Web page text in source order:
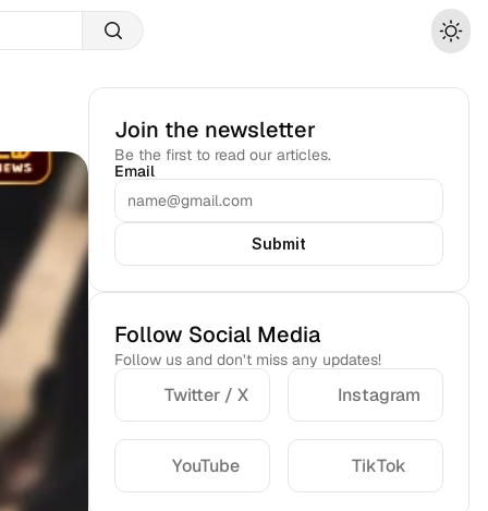
Join the newsletter
Be the first to read our articles.
Email
Submit
Follow Social Media
Follow us and don’t miss any updates!
Twitter / X Instagram
YouTube TikTok